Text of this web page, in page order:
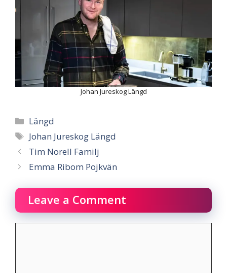
Johan Jureskog Längd
Categories
Längd
Tags
Johan Jureskog Längd
Tim Norell Familj
Emma Ribom Pojkvän
Leave a Comment